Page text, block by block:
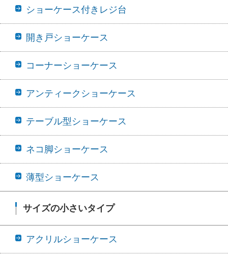
ショーケース付きレジ台
開き戸ショーケース
コーナーショーケース
アンティークショーケース
テーブル型ショーケース
ネコ脚ショーケース
薄型ショーケース
サイズの小さいタイプ
アクリルショーケース